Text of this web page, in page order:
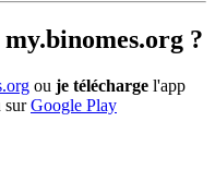
?
ou je télécharge l'app
surGoogle Play